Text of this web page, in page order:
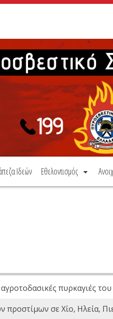
Ιδεών Εθελοντισμός
πυρκαγιές
προστίμων σε Χίο, Ηλεία,